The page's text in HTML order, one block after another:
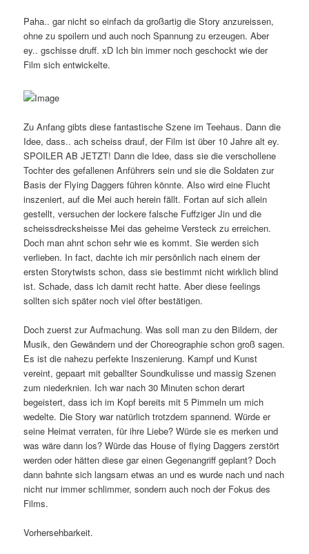
Paha.. gar nicht so einfach da großartig die Story anzureissen,
ohne zu spoilern und auch noch Spannung zu erzeugen. Aber
ey.. gschisse druff. xD Ich bin immer noch geschockt wie der
Film sich entwickelte.
Zu Anfang gibts diese fantastische Szene im Teehaus. Dann die
Idee, dass.. ach scheiss drauf, der Film ist über 10 Jahre alt ey.
SPOILER AB JETZT! Dann die Idee, dass sie die verschollene
Tochter des gefallenen Anführers sein und sie die Soldaten zur
Basis der Flying Daggers führen könnte. Also wird eine Flucht
inszeniert, auf die Mei auch herein fällt. Fortan auf sich allein
gestellt, versuchen der lockere falsche Fuffziger Jin und die
scheissdrecksheisse Mei das geheime Versteck zu erreichen.
Doch man ahnt schon sehr wie es kommt. Sie werden sich
verlieben. In fact, dachte ich mir persönlich nach einem der
ersten Storytwists schon, dass sie bestimmt nicht wirklich blind
ist. Schade, dass ich damit recht hatte. Aber diese feelings
sollten sich später noch viel öfter bestätigen.
Doch zuerst zur Aufmachung. Was soll man zu den Bildern, der
Musik, den Gewändern und der Choreographie schon groß sagen.
Es ist die nahezu perfekte Inszenierung. Kampf und Kunst
vereint, gepaart mit geballter Soundkulisse und massig Szenen
zum niederknien. Ich war nach 30 Minuten schon derart
begeistert, dass ich im Kopf bereits mit 5 Pimmeln um mich
wedelte. Die Story war natürlich trotzdem spannend. Würde er
seine Heimat verraten, für ihre Liebe? Würde sie es merken und
was wäre dann los? Würde das House of flying Daggers zerstört
werden oder hätten diese gar einen Gegenangriff geplant? Doch
dann bahnte sich langsam etwas an und es wurde nach und nach
nicht nur immer schlimmer, sondern auch noch der Fokus des
Films.
Vorhersehbarkeit.